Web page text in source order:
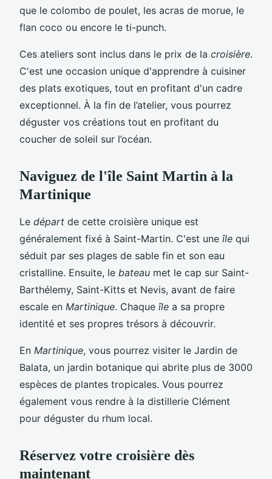
que le colombo de poulet, les acras de morue, le
flan coco ou encore le ti-punch.
Ces ateliers sont inclus dans le prix de la croisière.
C'est une occasion unique d'apprendre à cuisiner
des plats exotiques, tout en profitant d'un cadre
exceptionnel. À la fin de l’atelier, vous pourrez
déguster vos créations tout en profitant du
coucher de soleil sur l’océan.
Naviguez de l'île Saint Martin à la
Martinique
Le départ de cette croisière unique est
généralement fixé à Saint-Martin. C'est une île qui
séduit par ses plages de sable fin et son eau
cristalline. Ensuite, le bateau met le cap sur Saint-
Barthélemy, Saint-Kitts et Nevis, avant de faire
escale en Martinique. Chaque île a sa propre
identité et ses propres trésors à découvrir.
En Martinique, vous pourrez visiter le Jardin de
Balata, un jardin botanique qui abrite plus de 3000
espèces de plantes tropicales. Vous pourrez
également vous rendre à la distillerie Clément
pour déguster du rhum local.
Réservez votre croisière dès
maintenant